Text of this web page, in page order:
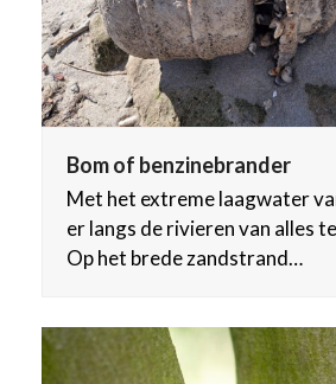
Bom of benzinebrander
Met het extreme laagwater
er langs de rivieren van alles
Op het brede zandstrand…